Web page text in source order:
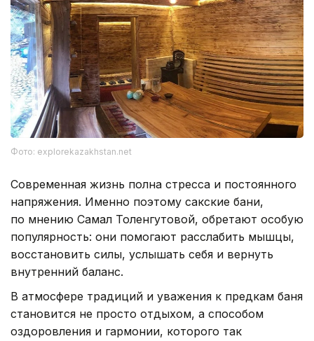
Фото: explorekazakhstan.net
Современная жизнь полна стресса и постоянного
напряжения. Именно поэтому сакские бани,
по мнению Самал Толенгутовой, обретают особую
популярность: они помогают расслабить мышцы,
восстановить силы, услышать себя и вернуть
внутренний баланс.
В атмосфере традиций и уважения к предкам баня
становится не просто отдыхом, а способом
оздоровления и гармонии, которого так